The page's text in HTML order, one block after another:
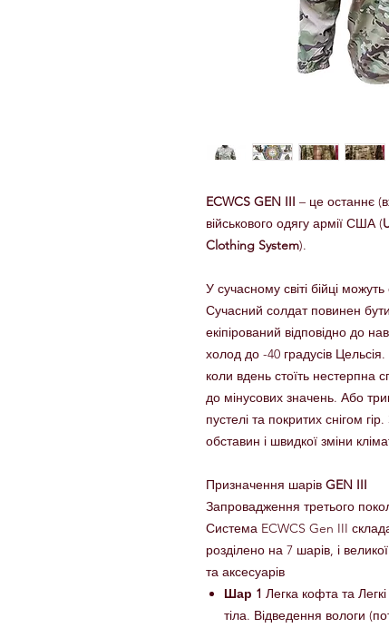
ECWCS GEN III – це останнє
військового одягу армії США (
Clothing System).
У сучасному світі бійці
Сучасний солдат повинен
екіпірований відповідно до
холод до -40 градусів
коли вдень стоїть нестерпна
до мінусових значень. Або
пустелі та покритих снігом
обставин і швидкої зміни
Призначення шарів GEN III
Запровадження третього
Система ECWCS Gen III
розділено на 7 шарів, і
та аксесуарів
Шар 1 Легка кофта та
тіла. Відведення вологи